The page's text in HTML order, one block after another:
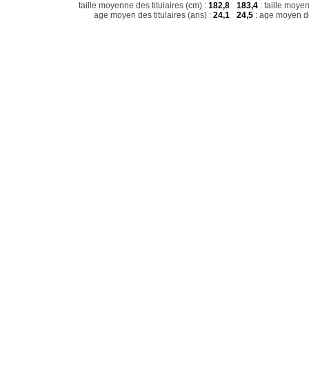
taille moyenne des titulaires (cm) : 182,8
age moyen des titulaires (ans) : 24,1
183,4 : taille
24,5 : age moyen